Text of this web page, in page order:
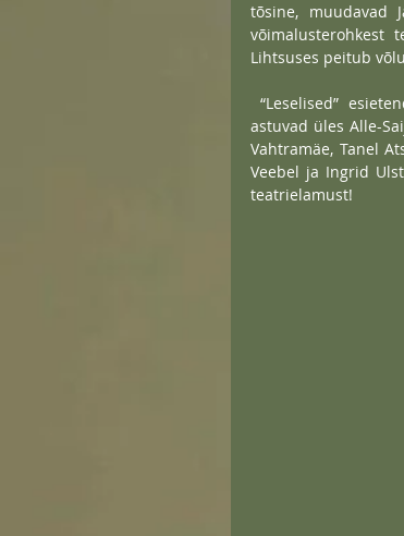
tõsine, muudavad
võimalusterohkest
Lihtsuses peitub
astuvad üles Alle-
Vahtramäe, Tanel
Veebel ja Ingrid
teatrielamust!